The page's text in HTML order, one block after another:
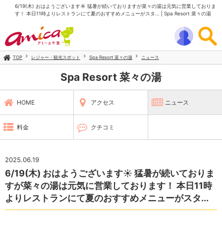
6/19(木) おはようございます☀ 猛暑が続いておりますが菜々の湯は元気に営業しておりま
す！ 本日11時よりレストランにて夏のおすすめメニューがスタ... | Spa Resort 菜々の湯
TOP レジャー・観光スポット Spa Resort 菜々の湯 ニュース
Spa Resort 菜々の湯
HOME アクセス ニュース
料金 クチコミ
2025.06.19
6/19(木) おはようございます☀ 猛暑が続いておりま
すが菜々の湯は元気に営業しております！ 本日11時
よりレストランにて夏のおすすめメニューがスタ...